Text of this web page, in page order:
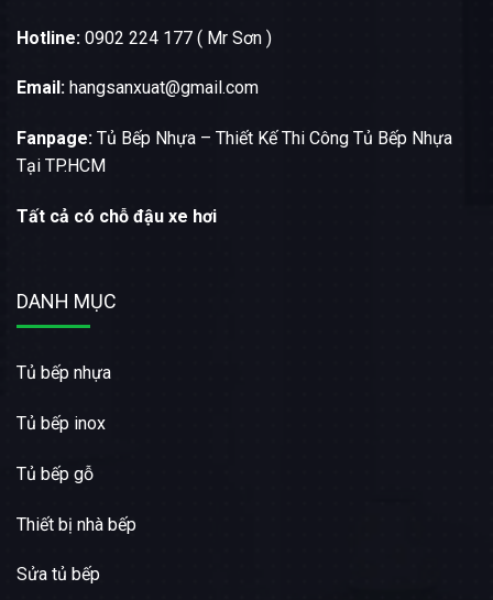
Hotline: 0902 224 177 ( Mr Sơn )
Email: hangsanxuat@gmail.com
Fanpage: Tủ Bếp Nhựa – Thiết Kế Thi Công Tủ Bếp Nhựa
Tại TP.HCM
Tất cả có chỗ đậu xe hơi
DANH MỤC
Tủ bếp nhựa
Tủ bếp inox
Tủ bếp gỗ
Thiết bị nhà bếp
Sửa tủ bếp